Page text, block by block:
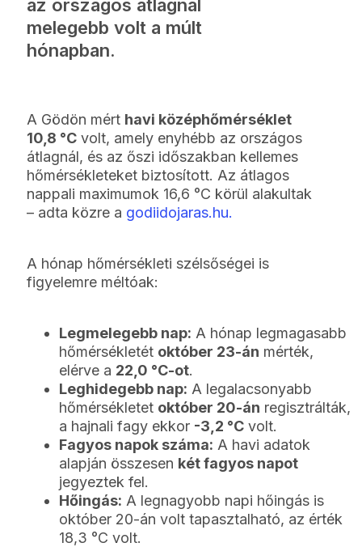
az országos átlagnál
melegebb volt a múlt
hónapban.
A Gödön mért havi középhőmérséklet
10,8 °C volt, amely enyhébb az országos
átlagnál, és az őszi időszakban kellemes
hőmérsékleteket biztosított. Az átlagos
nappali maximumok 16,6 °C körül alakultak
– adta közre a godiidojaras.hu.
A hónap hőmérsékleti szélsőségei is
figyelemre méltóak:
Legmelegebb nap: A hónap legmagasabb
hőmérsékletét október 23-án mérték,
elérve a 22,0 °C-ot.
Leghidegebb nap: A legalacsonyabb
hőmérsékletet október 20-án regisztrálták,
a hajnali fagy ekkor -3,2 °C volt.
Fagyos napok száma: A havi adatok
alapján összesen két fagyos napot
jegyeztek fel.
Hőingás: A legnagyobb napi hőingás is
október 20-án volt tapasztalható, az érték
18,3 °C volt.